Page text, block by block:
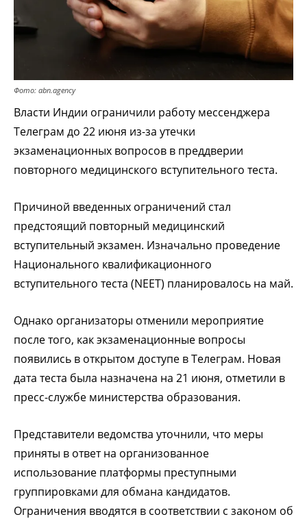
Фото: abn.agency
Власти Индии ограничили работу мессенджера
Телеграм до 22 июня из-за утечки
экзаменационных вопросов в преддверии
повторного медицинского вступительного теста.
Причиной введенных ограничений стал
предстоящий повторный медицинский
вступительный экзамен. Изначально проведение
Национального квалификационного
вступительного теста (NEET) планировалось на май.
Однако организаторы отменили мероприятие
после того, как экзаменационные вопросы
появились в открытом доступе в Телеграм. Новая
дата теста была назначена на 21 июня, отметили в
пресс-службе министерства образования.
Представители ведомства уточнили, что меры
приняты в ответ на организованное
использование платформы преступными
группировками для обмана кандидатов.
Ограничения вводятся в соответствии с законом об